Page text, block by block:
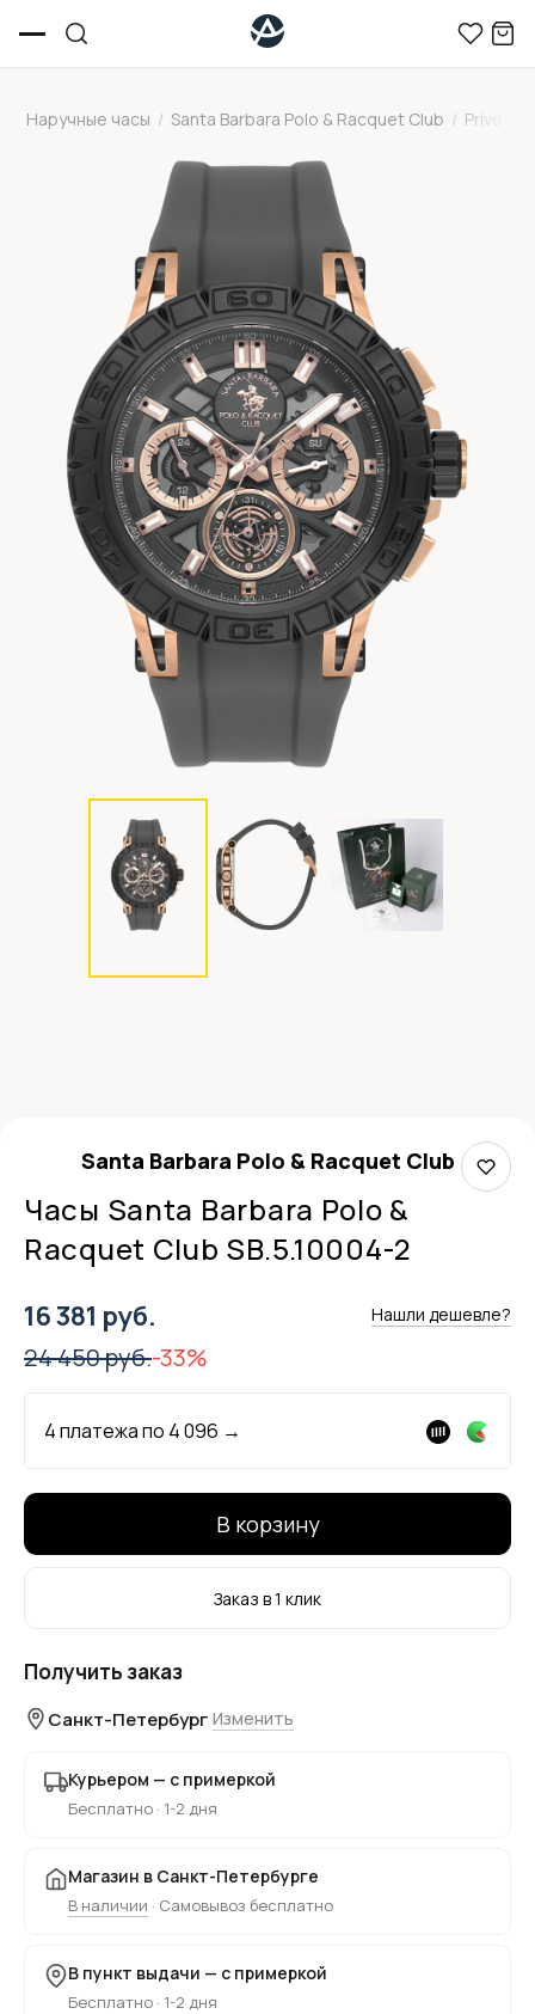
Наручные часы / Santa Barbara Polo & Racquet Club / Prive
Santa Barbara Polo & Racquet Club
Часы Santa Barbara Polo &
Racquet Club SB.5.10004-2
16 381 руб. Нашли дешевле?
24 450 руб.-33%
4 платежа по 4 096 →
В корзину
Заказ в 1 клик
Получить заказ
Санкт-Петербург Изменить
Курьером — с примеркой
Бесплатно · 1-2 дня
Магазин в Санкт-Петербурге
В наличии · Самовывоз бесплатно
В пункт выдачи — с примеркой
Бесплатно · 1-2 дня